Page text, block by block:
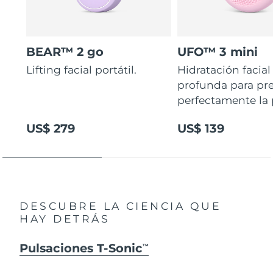
BEAR™ 2 go
Lifting facial portátil.
US$ 279
UFO™ 3 mini
Hidratación facial
profunda para
perfectamente la
US$ 139
DESCUBRE LA CIENCIA QUE
HAY DETRÁS
Pulsaciones T-SonicTM